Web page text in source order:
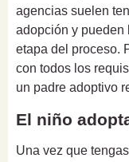
agencias suelen
adopción y pueden
etapa del proceso.
con todos los
un padre adoptivo
El niño
Una vez que